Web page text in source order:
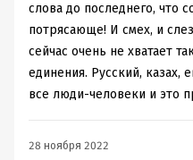
слова до последнего, что
потрясающе! И смех, и
сейчас очень не хватает
единения. Русский,
все люди-человеки и это
28 ноября 2022